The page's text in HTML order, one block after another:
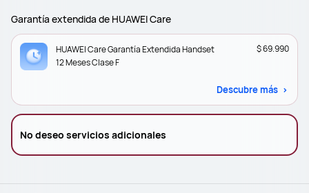
Garantía extendida de HUAWEI Care
HUAWEI Care Garantía Extendida Handset
12 Meses Clase F
$ 69.990
Descubre más
No deseo servicios adicionales